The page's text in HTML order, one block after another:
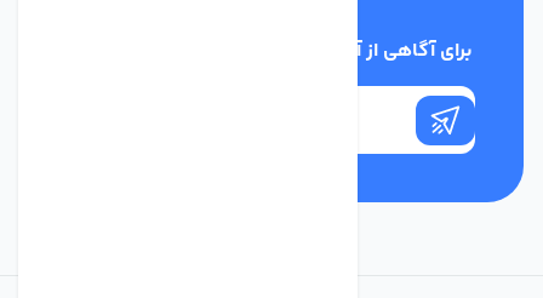
برای آگاهی از آخرین اخبار در خبرنامه ما عضو شوید